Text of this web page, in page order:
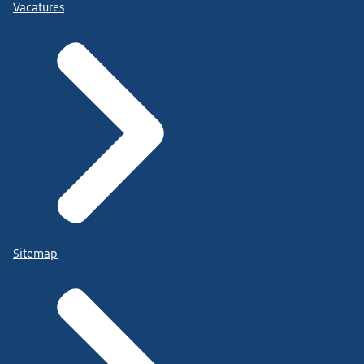
Vacatures
Sitemap